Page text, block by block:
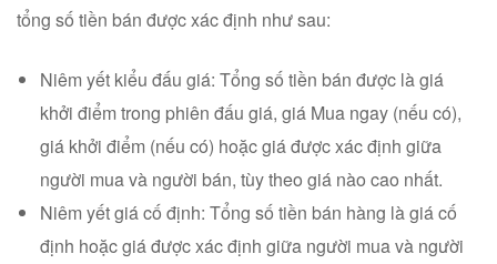
tổng số tiền bán được xác định như sau:
Niêm yết kiểu đấu giá: Tổng số tiền bán được là giá
khởi điểm trong phiên đấu giá, giá Mua ngay (nếu có),
giá khởi điểm (nếu có) hoặc giá được xác định giữa
người mua và người bán, tùy theo giá nào cao nhất.
Niêm yết giá cố định: Tổng số tiền bán hàng là giá cố
định hoặc giá được xác định giữa người mua và người